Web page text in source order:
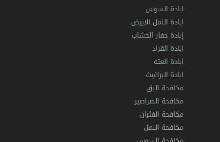
ابادة السوس
ابادة النمل الابيض
إبادة حفار الخشاب
ابادة القراد
ابادة العته
ابادة البراغيث
مكافحة البق
مكافحة الصراصير
مكافحة الفئران
مكافحة النمل